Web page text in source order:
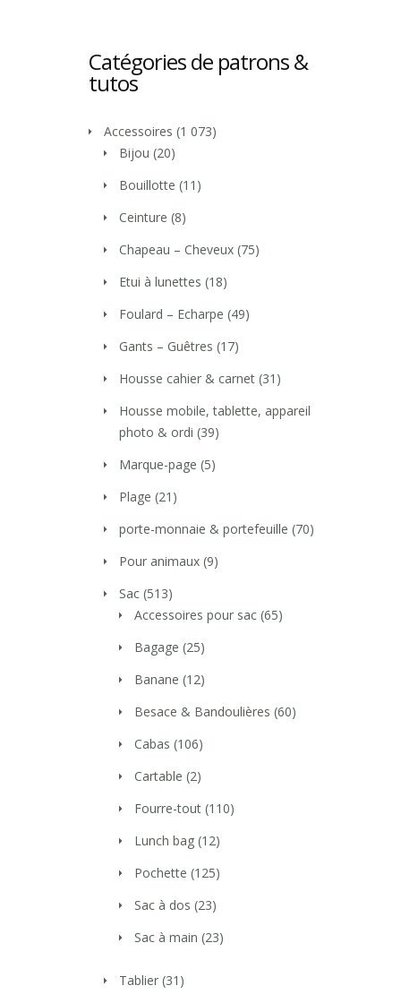
Catégories de patrons &
tutos
Accessoires (1 073)
Bijou (20)
Bouillotte (11)
Ceinture (8)
Chapeau – Cheveux (75)
Etui à lunettes (18)
Foulard – Echarpe (49)
Gants – Guêtres (17)
Housse cahier & carnet (31)
Housse mobile, tablette, appareil
photo & ordi (39)
Marque-page (5)
Plage (21)
porte-monnaie & portefeuille (70)
Pour animaux (9)
Sac (513)
Accessoires pour sac (65)
Bagage (25)
Banane (12)
Besace & Bandoulières (60)
Cabas (106)
Cartable (2)
Fourre-tout (110)
Lunch bag (12)
Pochette (125)
Sac à dos (23)
Sac à main (23)
Tablier (31)